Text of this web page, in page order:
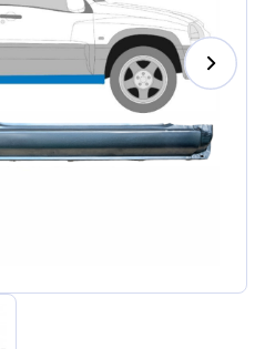
Magyar
Lietuvių
Hrvatski
Slovenian